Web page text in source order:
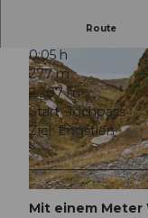
© Engelberg-Titlis Tourismus AG
Route
0:05 h
277 m
2.207 m
Start: Jochpass
Ziel: Engstlen
Mit einem